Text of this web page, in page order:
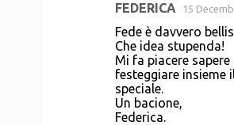
FEDERICA 15
Fede è davvero
Che idea stupenda!
Mi fa piacere
festeggiare insieme
speciale.
Un bacione,
Federica.